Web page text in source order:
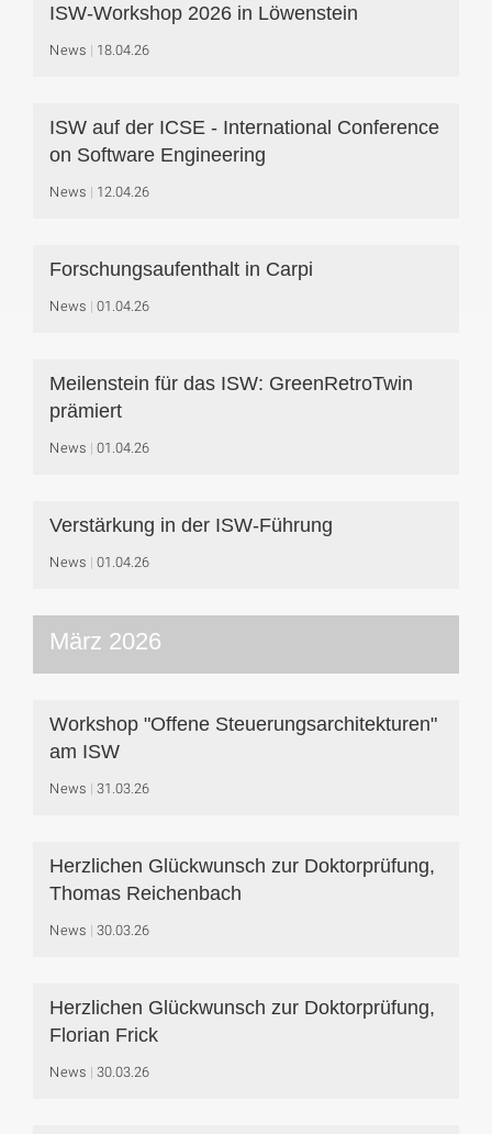
ISW-Workshop 2026 in Löwenstein
News 18.04.26
ISW auf der ICSE - International Conference
on Software Engineering
News 12.04.26
Forschungsaufenthalt in Carpi
News 01.04.26
Meilenstein für das ISW: GreenRetroTwin
prämiert
News 01.04.26
Verstärkung in der ISW-Führung
News 01.04.26
März 2026
Workshop "Offene Steuerungsarchitekturen"
am ISW
News 31.03.26
Herzlichen Glückwunsch zur Doktorprüfung,
Thomas Reichenbach
News 30.03.26
Herzlichen Glückwunsch zur Doktorprüfung,
Florian Frick
News 30.03.26